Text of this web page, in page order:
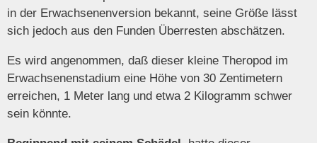
in der Erwachsenenversion bekannt, seine Größe lässt
sich jedoch aus den Funden Überresten abschätzen.
Es wird angenommen, daß dieser kleine Theropod im
Erwachsenenstadium eine Höhe von 30 Zentimetern
erreichen, 1 Meter lang und etwa 2 Kilogramm schwer
sein könnte.